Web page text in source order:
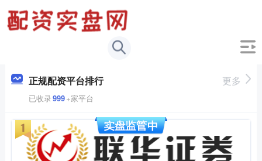
正规配资平台排行
已收录999+家平台
更多